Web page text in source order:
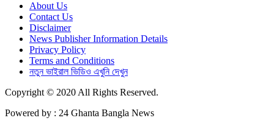
About Us
Contact Us
Disclaimer
News Publisher Information Details
Privacy Policy
Terms and Conditions
নতুন ভাইরাল ভিডিও এখুনি দেখুন
Copyright © 2020 All Rights Reserved.
Powered by : 24 Ghanta Bangla News